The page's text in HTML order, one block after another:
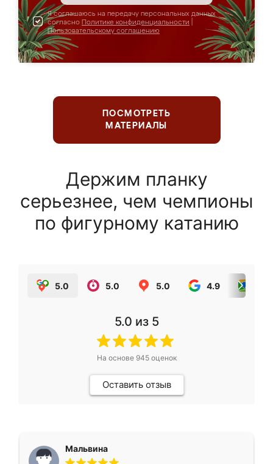
Я соглашаюсь на передачу персональных данных
согласно Политике конфиденциальности
Пользовательскому соглашению
ПОСМОТРЕТЬ
МАТЕРИАЛЫ
Держим планку
серьезнее, чем чемпионы
по фигурному катанию
5.0 5.0 5.0 4.9
5.0 из 5
На основе 945оценок
Оставить отзыв
Мальвина